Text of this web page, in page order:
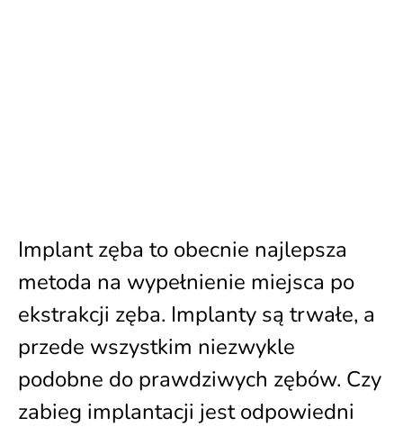
Implant zęba to obecnie najlepsza
metoda na wypełnienie miejsca po
ekstrakcji zęba. Implanty są trwałe, a
przede wszystkim niezwykle
podobne do prawdziwych zębów. Czy
zabieg implantacji jest odpowiedni